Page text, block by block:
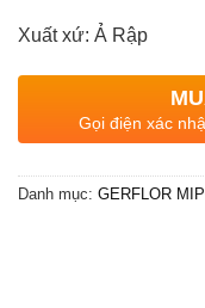
Xuất xứ: Ả Rập
Gọi điện xác
Danh mục: GERFLOR